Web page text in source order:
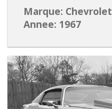
Marque: Chevrolet
Annee: 1967